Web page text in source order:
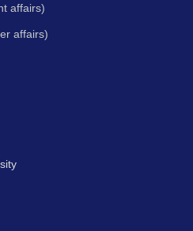
affairs)
affairs)